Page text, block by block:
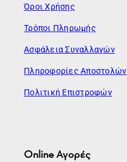
Όροι Χρήσης
Τρόποι Πληρωμής
Ασφάλεια Συναλλαγών
Πληροφορίες Αποστολών
Πολιτική Επιστροφών
Online Αγορές